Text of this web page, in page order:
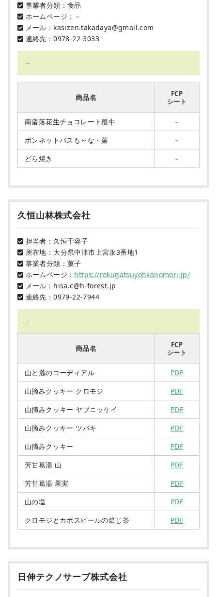
事業者分類：食品
ホームページ：－
メール：kasizen.takadaya@gmail.com
連絡先：0978-22-3033
－
商品名
FCP
シート
南蛮落花生チョコレート最中
－
ボンネットバスも～な・菓
－
どら焼き
－
久恒山林株式会社
担当者：久恒千容子
所在地：大分県中津市上宮永3番地1
事業者分類：菓子
ホームページ： https://rokugatsuyohkanomori.jp/
メール：hisa.c@h-forest.jp
連絡先：0979-22-7944
－
商品名
FCP
シート
山と麓のコーディアル
PDF
山摘みクッキー クロモジ
PDF
山摘みクッキー ヤブニッケイ
PDF
山摘みクッキー ツバキ
PDF
山摘みクッキー
PDF
芳甘葛湯 山
PDF
芳甘葛湯 果実
PDF
山の塩
PDF
クロモジとカボスピールの焙じ茶
PDF
日伸テクノサーブ株式会社